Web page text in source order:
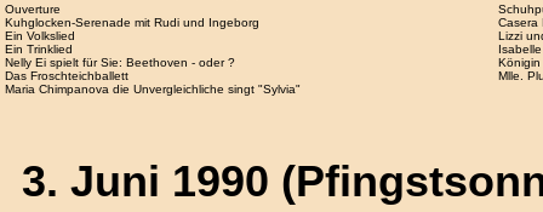
Ouverture
Kuhglocken-Serenade mit Rudi und Ingeborg
Ein Volkslied
Ein Trinklied
Nelly Ei spielt für Sie: Beethoven - oder ?
Das Froschteichballett
Maria Chimpanova die Unvergleichliche singt "Sylvia"
Casera
Lizzi
Königin
Mlle.
3. Juni 1990